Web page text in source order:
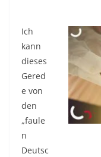
Ich
kann
dieses
Gered
e von
den
„faule
n
Deutsc